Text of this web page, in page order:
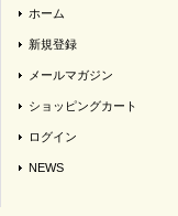
ホーム
新規登録
メールマガジン
ショッピングカート
ログイン
NEWS